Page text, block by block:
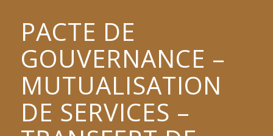
PACTE DE
GOUVERNANCE –
MUTUALISATION
DE SERVICES –